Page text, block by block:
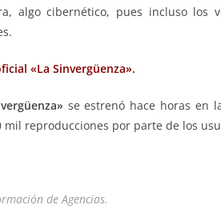
algo cibernético, pues incluso los
«La Sinvergüenza».
se estrenó hace horas en
mil reproducciones por parte de los
de Agencias.